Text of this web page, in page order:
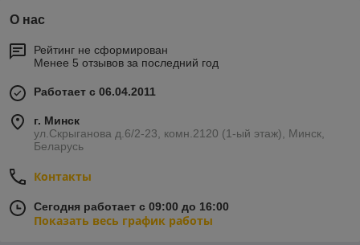
О нас
Рейтинг не сформирован
Менее 5 отзывов за последний год
Работает с 06.04.2011
г. Минск
ул.Скрыганова д.6/2-23, комн.2120 (1-ый этаж), Минск,
Беларусь
Контакты
Сегодня работает с 09:00 до 16:00
Показать весь график работы